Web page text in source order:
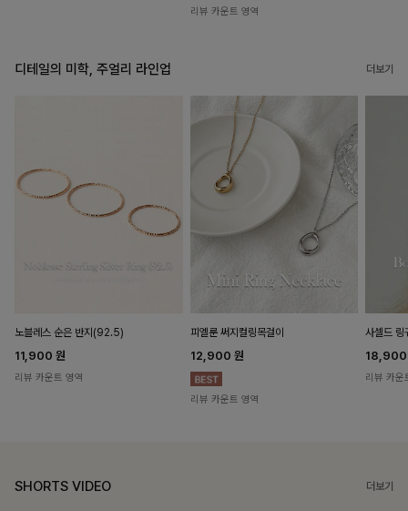
리뷰 카운트 영역
디테일의 미학, 주얼리 라인업 더보기
노블레스 순은 반지(92.5)
11,900 원
리뷰 카운트 영역
피엘룬 써지컬링목걸이
12,900 원
리뷰 카운트 영역
사셀드 링
리뷰 카운
SHORTS VIDEO 더보기